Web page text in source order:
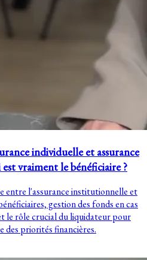
individuelle et assurance
vraiment le bénéficiaire ?
entre l'assurance institutionnelle et
gestion des fonds en cas
le rôle crucial du liquidateur pour
des priorités financières.